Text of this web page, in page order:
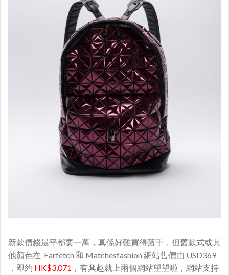
新款價錢最平都要一萬，真係好難買得落手，但舊款式或其
他顏色在 Farfetch 和 Matchesfashion 網站售價由 USD369
，即約 HK$3,071 ，有興趣就上兩個網站望望啦，網站支持